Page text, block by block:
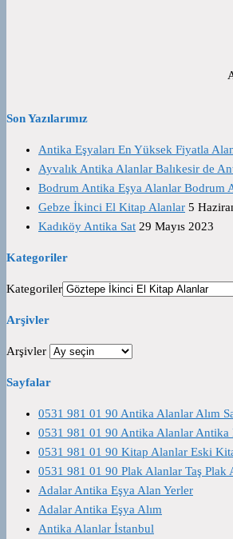
Son Yazılarımız
Antika Eşyaları En Yüksek Fiyatla
Ayvalık Antika Alanlar Balıkesir de
Bodrum Antika Eşya Alanlar Bodrum
Gebze İkinci El Kitap Alanlar 5
Kadıköy Antika Sat 29 Mayıs 2023
Kategoriler
Kategoriler
Arşivler
Arşivler
Sayfalar
0531 981 01 90 Antika Alanlar Alım
0531 981 01 90 Antika Alanlar Antika
0531 981 01 90 Kitap Alanlar Eski
0531 981 01 90 Plak Alanlar Taş Plak
Adalar Antika Eşya Alan Yerler
Adalar Antika Eşya Alım
Antika Alanlar İstanbul